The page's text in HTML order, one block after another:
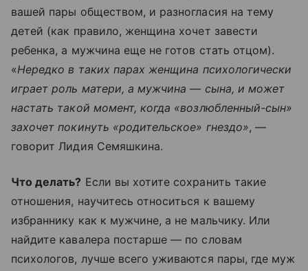
вашей пары обществом, и разногласия на тему
детей (как правило, женщина хочет завести
ребенка, а мужчина еще не готов стать отцом).
«Нередко в таких парах женщина психологически
играет роль матери, а мужчина — сына, и может
настать такой момент, когда «возлюбленный-сын»
захочет покинуть «родительское» гнездо», —
говорит Лидия Семяшкина.
Что делать? Если вы хотите сохранить такие
отношения, научитесь относиться к вашему
избраннику как к мужчине, а не мальчику. Или
найдите кавалера постарше — по словам
психологов, лучше всего уживаются пары, где муж